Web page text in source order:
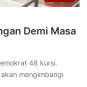
Demi Masa
48 kursi.
mengimbangi